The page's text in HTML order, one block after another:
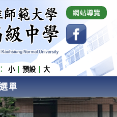
Affiliated Senior
Normal
小 預設 大
選單
SCHOOL OF NATIONAL